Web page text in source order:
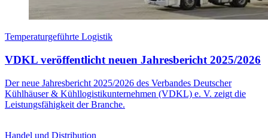
Temperaturgeführte Logistik
VDKL veröffentlicht neuen Jahresbericht 2025/2026
Der neue Jahresbericht 2025/2026 des Verbandes Deutscher
Kühlhäuser & Kühllogistikunternehmen (VDKL) e. V. zeigt die
Leistungsfähigkeit der Branche.
Handel und Distribution